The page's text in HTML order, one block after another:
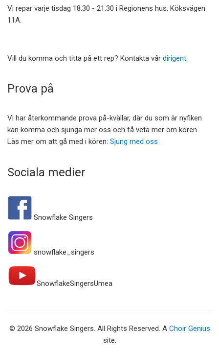
Vi repar varje tisdag 18.30 - 21.30 i Regionens hus, Köksvägen
11A.
Vill du komma och titta på ett rep? Kontakta vår dirigent.
Prova på
Vi har återkommande prova på-kvällar, där du som är nyfiken
kan komma och sjunga mer oss och få veta mer om kören.
Läs mer om att gå med i kören: Sjung med oss
Sociala medier
Snowflake Singers
snowflake_singers
SnowflakeSingersUmea
© 2026 Snowflake Singers. All Rights Reserved. A Choir Genius
site.